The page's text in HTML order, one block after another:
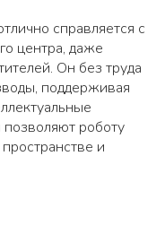
справляется с
центра, даже
Он без труда
поддерживая
роботу
и